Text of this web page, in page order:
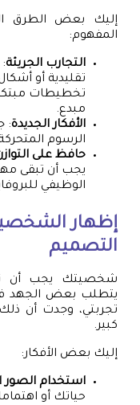
إليك بعض الطرق
المفهوم:
التجارب الجريئة
تقليدية أو
تخطيطات
مبدع.
الأفكار الجديدة:
الرسوم المتحركة
حافظ على
يجب أن تبقى
الوظيفي
إظهار
التصميم
شخصيتك يجب أن
يتطلب بعض الجهد في
تجربتي، وجدت أن
كبير.
إليك بعض الأفكار:
استخدام
حياتك أو